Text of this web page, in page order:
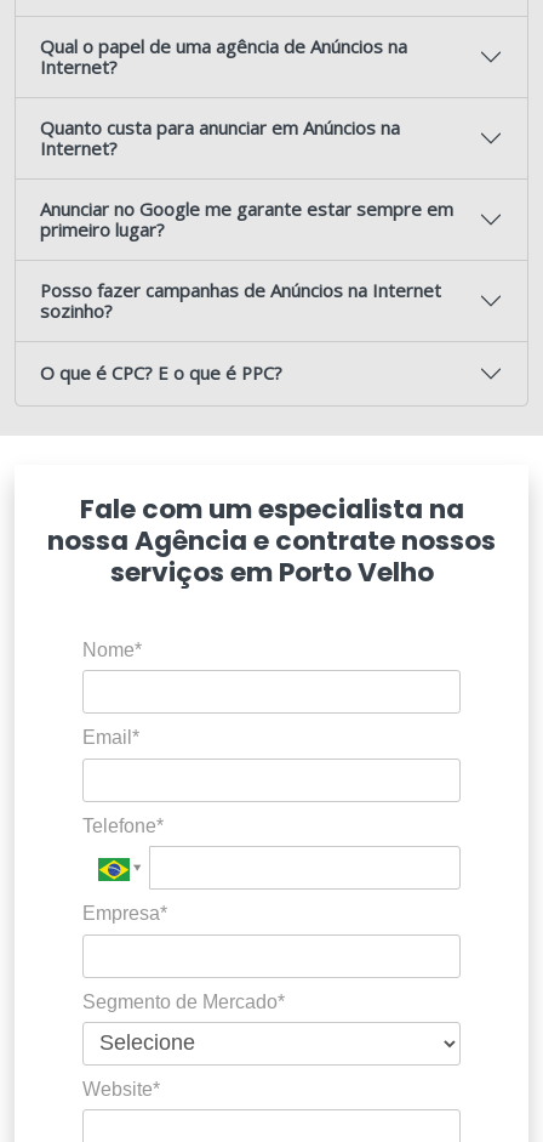
Qual o papel de uma agência de Anúncios na
Internet?
Quanto custa para anunciar em Anúncios na
Internet?
Anunciar no Google me garante estar sempre em
primeiro lugar?
Posso fazer campanhas de Anúncios na Internet
sozinho?
O que é CPC? E o que é PPC?
Fale com um especialista na
nossa Agência e contrate nossos
serviços em Porto Velho
Nome*
Email*
Telefone*
Empresa*
Segmento de Mercado*
Website*